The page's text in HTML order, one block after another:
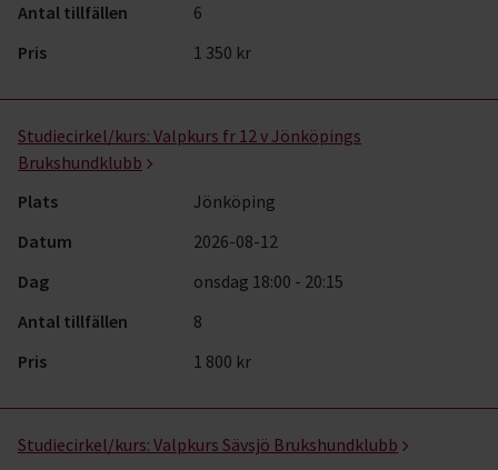
Antal tillfällen
6
Pris
1 350 kr
Studiecirkel/kurs: Valpkurs fr 12 v Jönköpings
Brukshundklubb
Plats
Jönköping
Datum
2026-08-12
Dag
onsdag 18:00 - 20:15
Antal tillfällen
8
Pris
1 800 kr
Studiecirkel/kurs: Valpkurs Sävsjö Brukshundklubb